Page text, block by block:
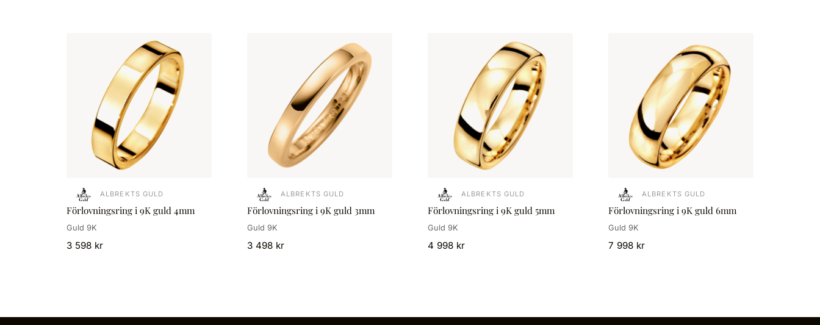
ALBREKTS GULD
Förlovningsring i 9K guld 4mm
Guld 9K
3 598 kr
ALBREKTS GULD
Förlovningsring i 9K guld 3mm
Guld 9K
3 498 kr
ALBREKTS GULD
Förlovningsring i 9K guld 5mm
Guld 9K
4 998 kr
ALBREKTS GULD
Förlovningsring i 9K guld 6mm
Guld 9K
7 998 kr